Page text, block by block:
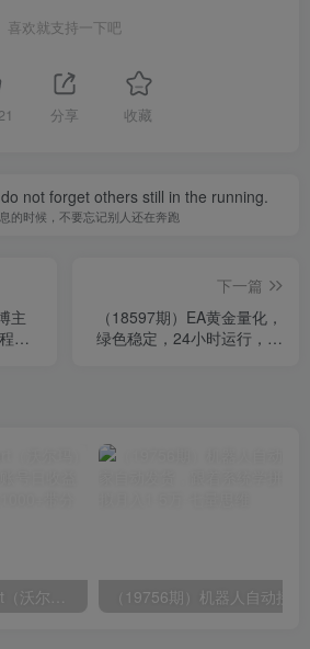
喜欢就支持一下吧
21 分享 收藏
not forget others still in the running.
的时候，不要忘记别人还在奔跑
主
：
下一篇
（18597期）EA黄金量化，
绿色稳定，24小时运行，小